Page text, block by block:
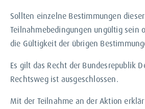
Sollten einzelne Bestimmungen dieser
Teilnahmebedingungen ungültig sein
die Gültigkeit der übrigen
Es gilt das Recht der Bundesrepublik
Rechtsweg ist ausgeschlossen.
Mit der Teilnahme an der Aktion